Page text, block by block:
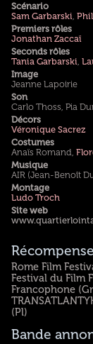
Scénario
Sam Garbarski
Premiers rôles
Jonathan Zaccaï
Seconds rôles
Tania Garbarski
Image
Jeanne Lapoirie
Son
Carlo Thoss, Pia
Décors
Véronique Sacrez
Costumes
Anaïs Romand,
Musique
AIR (Jean-Benoît
Montage
Ludo Troch
Site web
Rome Film
Festival du Film
Francophone
(Pl)
Bande